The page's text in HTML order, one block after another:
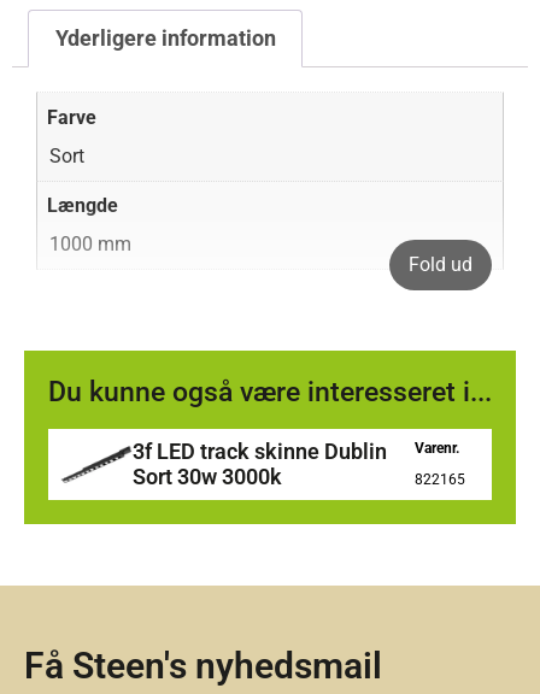
Yderligere information
Farve
Sort
Længde
1000 mm
Fold ud
Du kunne også være interesseret i...
3f LED track skinne Dublin
Sort 30w 3000k
Varenr.
822165
Få Steen's nyhedsmail